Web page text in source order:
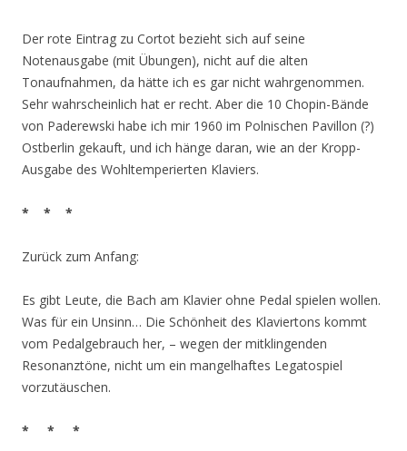
Der rote Eintrag zu Cortot bezieht sich auf seine
Notenausgabe (mit Übungen), nicht auf die alten
Tonaufnahmen, da hätte ich es gar nicht wahrgenommen.
Sehr wahrscheinlich hat er recht. Aber die 10 Chopin-Bände
von Paderewski habe ich mir 1960 im Polnischen Pavillon (?)
Ostberlin gekauft, und ich hänge daran, wie an der Kropp-
Ausgabe des Wohltemperierten Klaviers.
* * *
Zurück zum Anfang:
Es gibt Leute, die Bach am Klavier ohne Pedal spielen wollen.
Was für ein Unsinn… Die Schönheit des Klaviertons kommt
vom Pedalgebrauch her, – wegen der mitklingenden
Resonanztöne, nicht um ein mangelhaftes Legatospiel
vorzutäuschen.
* * *